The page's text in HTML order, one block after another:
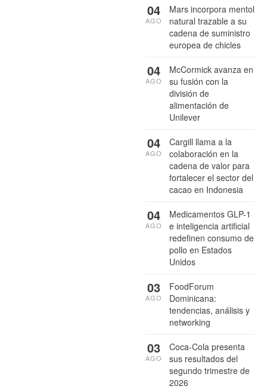
Mars incorpora mentol
natural trazable a su
cadena de suministro
europea de chicles
04
AGO
McCormick avanza en
su fusión con la
división de
alimentación de
Unilever
04
AGO
Cargill llama a la
colaboración en la
cadena de valor para
fortalecer el sector del
cacao en Indonesia
04
AGO
Medicamentos GLP-1
e inteligencia artificial
redefinen consumo de
pollo en Estados
Unidos
04
AGO
FoodForum
Dominicana:
tendencias, análisis y
networking
03
AGO
Coca-Cola presenta
sus resultados del
segundo trimestre de
2026
03
AGO